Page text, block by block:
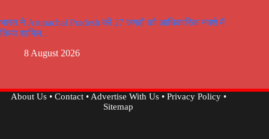
भारत ने Arunachal Pradesh की 27 जगहों को आधिकारिक नक्शे में
किया शामिल..
8 August 2026
About Us• Contact•Advertise With Us• Privacy Policy•
Sitemap